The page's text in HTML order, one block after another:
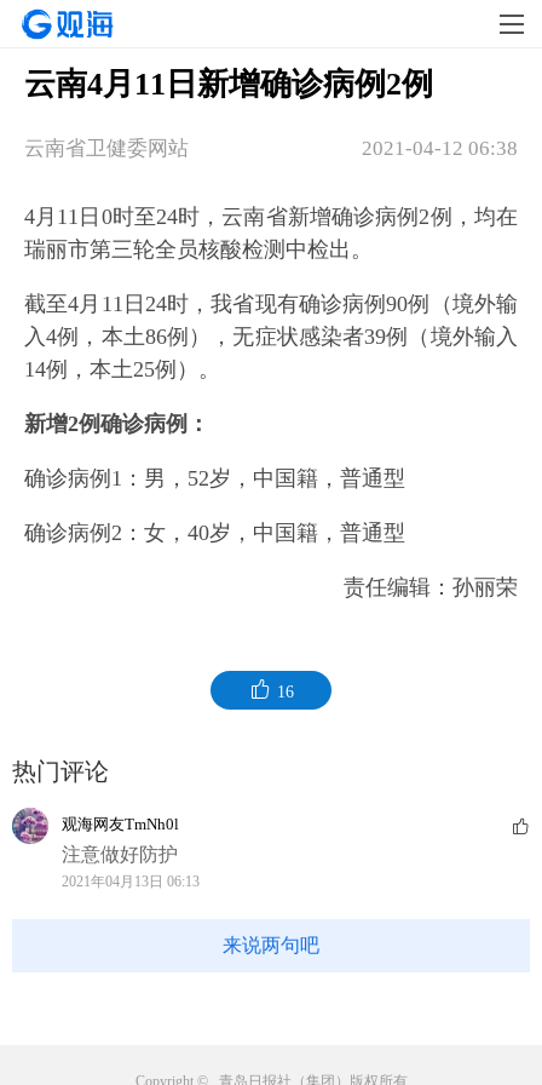
云南4月11日新增确诊病例2例
2021-04-12 06:38
云南省卫健委网站
4月11日0时至24时，云南省新增确诊病例2例，均在
瑞丽市第三轮全员核酸检测中检出。
截至4月11日24时，我省现有确诊病例90例（境外输
入4例，本土86例），无症状感染者39例（境外输入
14例，本土25例）。
新增2例确诊病例：
确诊病例1：男，52岁，中国籍，普通型
确诊病例2：女，40岁，中国籍，普通型
责任编辑：孙丽荣
16
热门评论
观海网友TmNh0l
注意做好防护
2021年04月13日 06:13
来说两句吧
Copyright © 青岛日报社（集团）版权所有